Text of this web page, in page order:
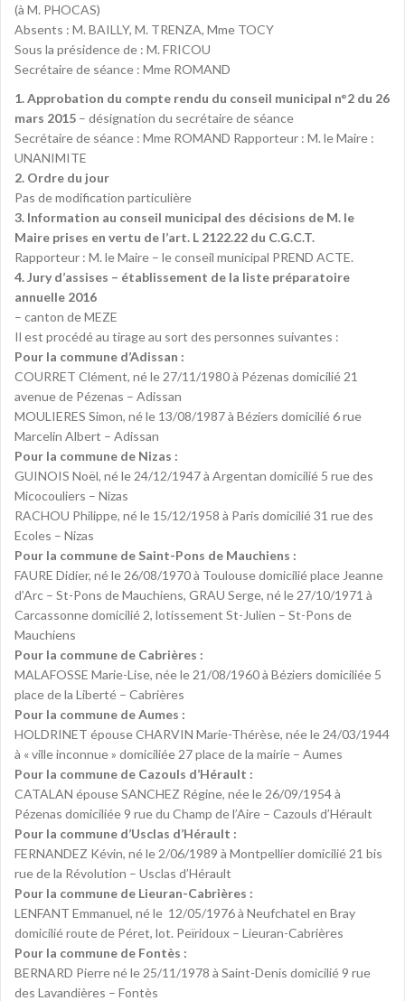
(à M. PHOCAS)
Absents : M. BAILLY, M. TRENZA, Mme TOCY
Sous la présidence de : M. FRICOU
Secrétaire de séance : Mme ROMAND
1. Approbation du compte rendu du conseil municipal n°2 du 26
mars 2015 – désignation du secrétaire de séance
Secrétaire de séance : Mme ROMAND Rapporteur : M. le Maire :
UNANIMITE
2. Ordre du jour
Pas de modification particulière
3. Information au conseil municipal des décisions de M. le
Maire prises en vertu de l’art. L 2122.22 du C.G.C.T.
Rapporteur : M. le Maire – le conseil municipal PREND ACTE.
4. Jury d’assises – établissement de la liste préparatoire
annuelle 2016
– canton de MEZE
Il est procédé au tirage au sort des personnes suivantes :
Pour la commune d’Adissan :
COURRET Clément, né le 27/11/1980 à Pézenas domicilié 21
avenue de Pézenas – Adissan
MOULIERES Simon, né le 13/08/1987 à Béziers domicilié 6 rue
Marcelin Albert – Adissan
Pour la commune de Nizas :
GUINOIS Noël, né le 24/12/1947 à Argentan domicilié 5 rue des
Micocouliers – Nizas
RACHOU Philippe, né le 15/12/1958 à Paris domicilié 31 rue des
Ecoles – Nizas
Pour la commune de Saint-Pons de Mauchiens :
FAURE Didier, né le 26/08/1970 à Toulouse domicilié place Jeanne
d’Arc – St-Pons de Mauchiens, GRAU Serge, né le 27/10/1971 à
Carcassonne domicilié 2, lotissement St-Julien – St-Pons de
Mauchiens
Pour la commune de Cabrières :
MALAFOSSE Marie-Lise, née le 21/08/1960 à Béziers domiciliée 5
place de la Liberté – Cabrières
Pour la commune de Aumes :
HOLDRINET épouse CHARVIN Marie-Thérèse, née le 24/03/1944
à « ville inconnue » domiciliée 27 place de la mairie – Aumes
Pour la commune de Cazouls d’Hérault :
CATALAN épouse SANCHEZ Régine, née le 26/09/1954 à
Pézenas domiciliée 9 rue du Champ de l’Aire – Cazouls d’Hérault
Pour la commune d’Usclas d’Hérault :
FERNANDEZ Kévin, né le 2/06/1989 à Montpellier domicilié 21 bis
rue de la Révolution – Usclas d’Hérault
Pour la commune de Lieuran-Cabrières :
LENFANT Emmanuel, né le 12/05/1976 à Neufchatel en Bray
domicilié route de Péret, lot. Peïridoux – Lieuran-Cabrières
Pour la commune de Fontès :
BERNARD Pierre né le 25/11/1978 à Saint-Denis domicilié 9 rue
des Lavandières – Fontès